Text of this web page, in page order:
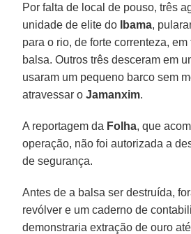
Por falta de local de pouso, três
unidade de elite do
Ibama,
para o rio, de forte correnteza,
balsa. Outros três desceram em
usaram um pequeno barco sem
atravessar oJamanxim.
A reportagem da Folha, que
operação, não foi autorizada a
de segurança.
Antes de a balsa ser destruída,
revólver e um caderno de
demonstraria extração de ouro